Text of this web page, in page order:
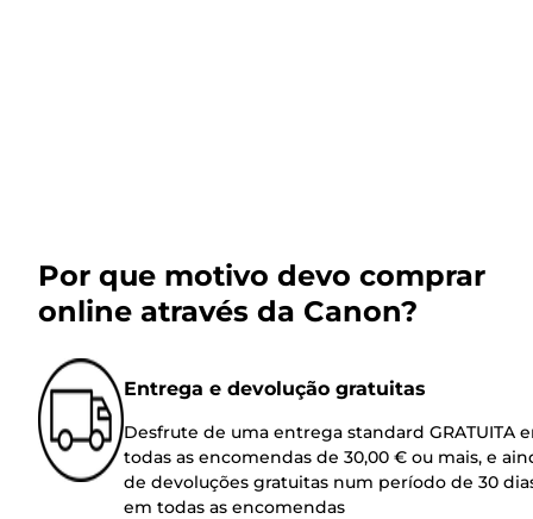
Por que motivo devo comprar
online através da Canon?
Entrega e devolução gratuitas
Desfrute de uma entrega standard GRATUITA
todas as encomendas de 30,00 € ou mais, e
de devoluções gratuitas num período de 30
em todas as encomendas